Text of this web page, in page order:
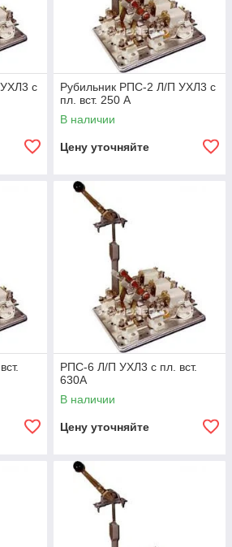
с
Рубильник РПС-2 Л/П УХЛ3 с
пл. вст. 250 А
В наличии
Цену уточняйте
РПС-6 Л/П УХЛ3 с пл. вст.
630А
В наличии
Цену уточняйте